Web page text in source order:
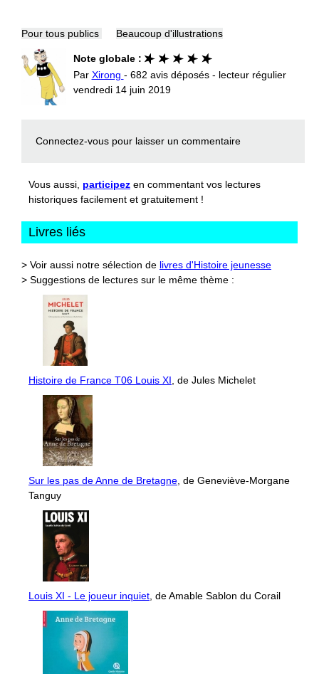
Pour tous publics Beaucoup d'illustrations
Note globale :
Par Xirong - 682 avis déposés - lecteur régulier
vendredi 14 juin 2019
Connectez-vous pour laisser un commentaire
Vous aussi, participez en commentant vos lectures
historiques facilement et gratuitement !
Livres liés
> Voir aussi notre sélection de livres d'Histoire jeunesse
> Suggestions de lectures sur le même thème :
Histoire de France T06 Louis XI, de Jules Michelet
Sur les pas de Anne de Bretagne, de Geneviève-Morgane
Tanguy
Louis XI - Le joueur inquiet, de Amable Sablon du Corail